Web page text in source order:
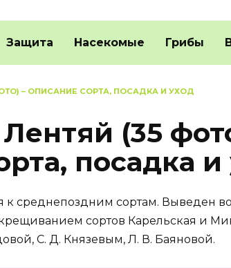
Защита Насекомые Грибы
– ОПИСАНИЕ СОРТА, ПОСАДКА И УХОД
(35
посадка и
к среднепоздним сортам. Выведен
сортов Карельская и
С. Д. Князевым, Л. В. Баяновой.